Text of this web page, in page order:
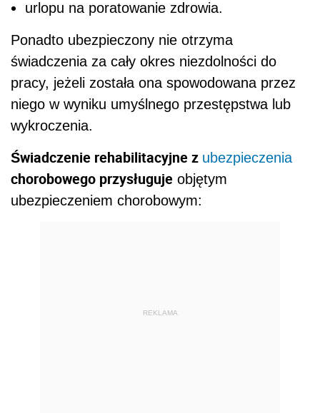
urlopu na poratowanie zdrowia.
Ponadto ubezpieczony nie otrzyma
świadczenia za cały okres niezdolności do
pracy, jeżeli została ona spowodowana przez
niego w wyniku umyślnego przestępstwa lub
wykroczenia.
Świadczenie rehabilitacyjne z ubezpieczenia
chorobowego przysługuje objętym
ubezpieczeniem chorobowym:
REKLAMA